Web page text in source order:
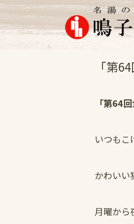
女
「第
「第64
いつもこ
かわいい
月曜から